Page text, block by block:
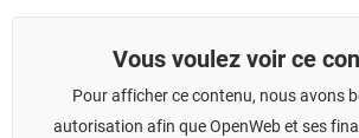
Vous voulez voir ce
Pour afficher ce contenu, nous avons
autorisation afin que OpenWeb et ses